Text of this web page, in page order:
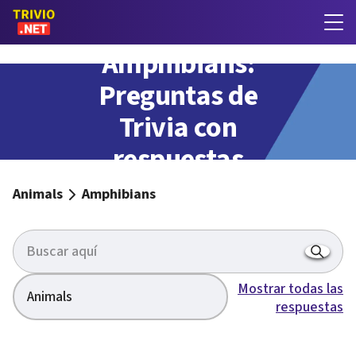
Amphibians:
Preguntas de
Trivia con
respuestas
Animals Amphibians
Animals
Mostrar todas las
respuestas